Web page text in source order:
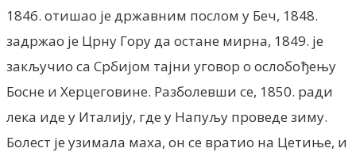
1846. отишао је државним послом у Беч, 1848.
задржао је Црну Гору да остане мирна, 1849. је
закључио са Србијом тајни уговор о ослобођењу
Босне и Херцеговине. Разболевши се, 1850. ради
лека иде у Италију, где у Напуљу проведе зиму.
Болест је узимала маха, он се вратио на Цетиње, и